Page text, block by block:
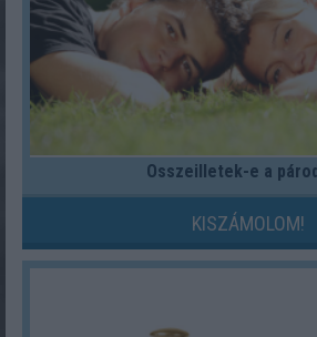
Összeilletek-e a
KISZÁMOLOM!